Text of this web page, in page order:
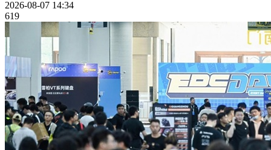
2026-08-07 14:34
619